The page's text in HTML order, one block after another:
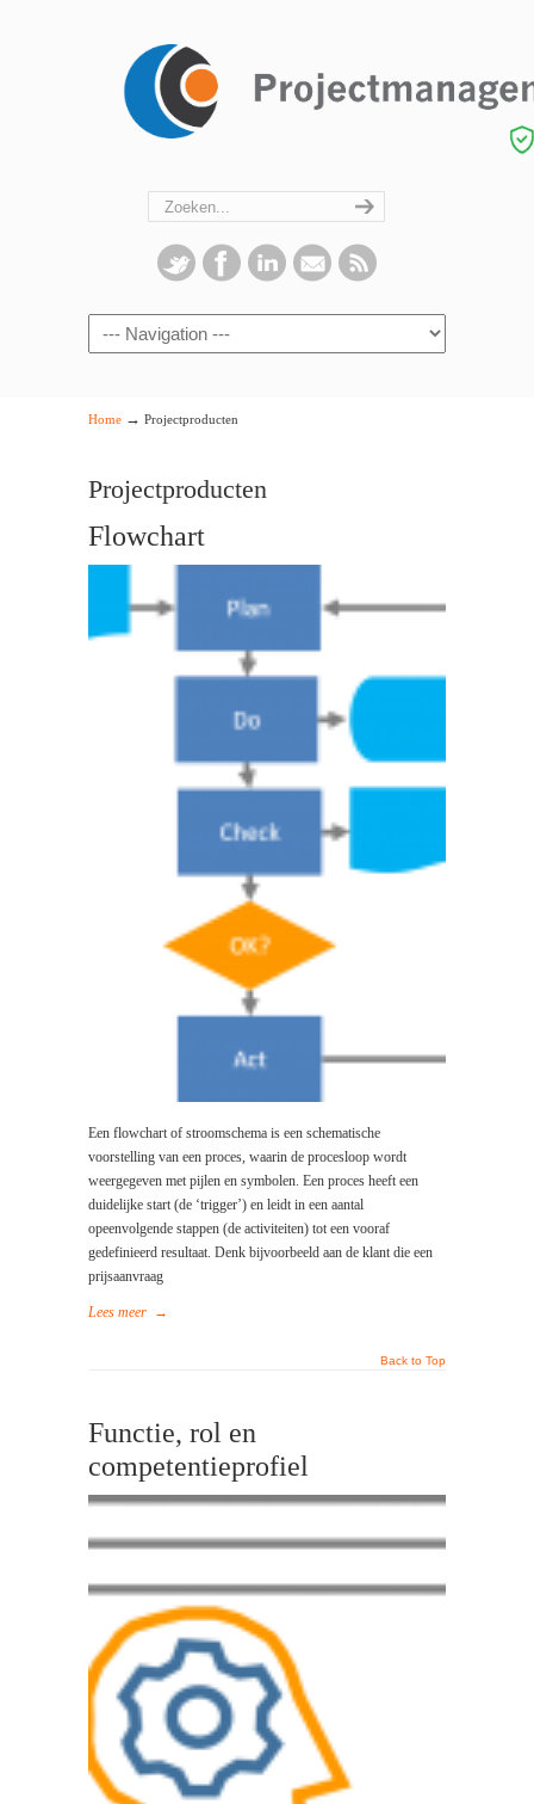
Navigation
Home → Projectproducten
Projectproducten
Flowchart
Een flowchart of stroomschema is een schematische
voorstelling van een proces, waarin de procesloop wordt
weergegeven met pijlen en symbolen. Een proces heeft een
duidelijke start (de ‘trigger’) en leidt in een aantal
opeenvolgende stappen (de activiteiten) tot een vooraf
gedefinieerd resultaat. Denk bijvoorbeeld aan de klant die een
prijsaanvraag
Lees meer →
Back to Top
Functie, rol en
competentieprofiel